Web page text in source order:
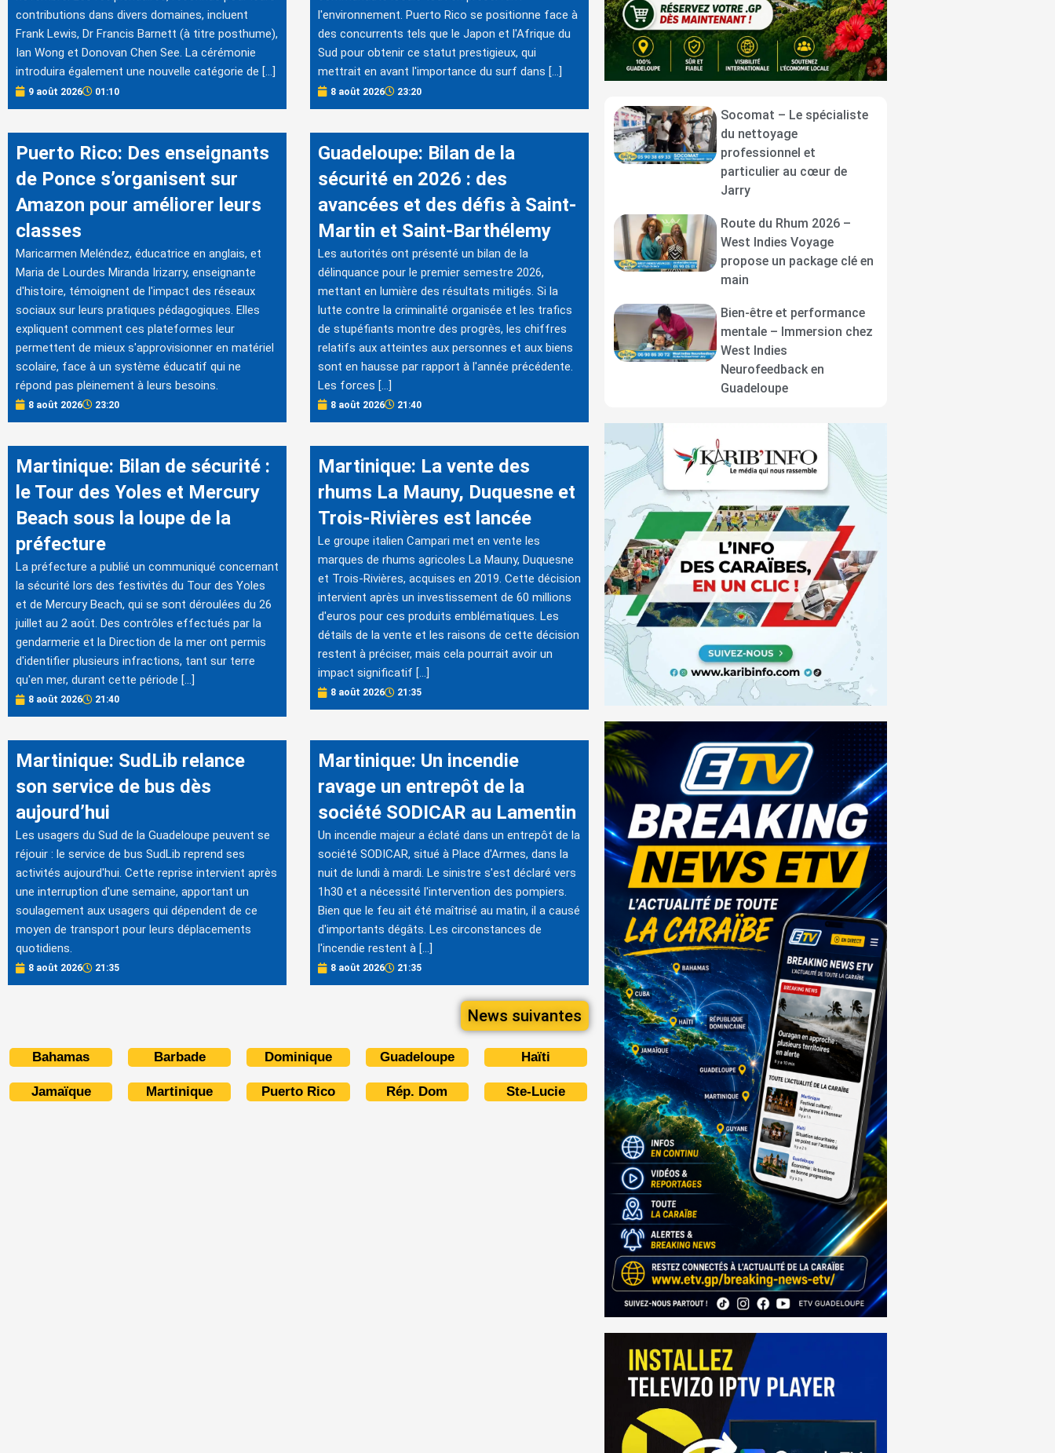
contributions dans divers domaines, incluent
Frank Lewis, Dr Francis Barnett (à titre posthume),
Ian Wong et Donovan Chen See. La cérémonie
introduira également une nouvelle catégorie de […]
9 août 2026 01:10
l'environnement. Puerto Rico se positionne face à
des concurrents tels que le Japon et l'Afrique du
Sud pour obtenir ce statut prestigieux, qui
mettrait en avant l'importance du surf dans […]
8 août 2026 23:20
Puerto Rico: Des enseignants
de Ponce s’organisent sur
Amazon pour améliorer leurs
classes
Maricarmen Meléndez, éducatrice en anglais, et
Maria de Lourdes Miranda Irizarry, enseignante
d'histoire, témoignent de l'impact des réseaux
sociaux sur leurs pratiques pédagogiques. Elles
expliquent comment ces plateformes leur
permettent de mieux s'approvisionner en matériel
scolaire, face à un système éducatif qui ne
répond pas pleinement à leurs besoins.
8 août 2026 23:20
Guadeloupe: Bilan de la
sécurité en 2026 : des
avancées et des défis à Saint-
Martin et Saint-Barthélemy
Les autorités ont présenté un bilan de la
délinquance pour le premier semestre 2026,
mettant en lumière des résultats mitigés. Si la
lutte contre la criminalité organisée et les trafics
de stupéfiants montre des progrès, les chiffres
relatifs aux atteintes aux personnes et aux biens
sont en hausse par rapport à l'année précédente.
Les forces […]
8 août 2026 21:40
Martinique: Bilan de sécurité :
le Tour des Yoles et Mercury
Beach sous la loupe de la
préfecture
La préfecture a publié un communiqué concernant
la sécurité lors des festivités du Tour des Yoles
et de Mercury Beach, qui se sont déroulées du 26
juillet au 2 août. Des contrôles effectués par la
gendarmerie et la Direction de la mer ont permis
d'identifier plusieurs infractions, tant sur terre
qu'en mer, durant cette période […]
8 août 2026 21:40
Martinique: La vente des
rhums La Mauny, Duquesne et
Trois-Rivières est lancée
Le groupe italien Campari met en vente les
marques de rhums agricoles La Mauny, Duquesne
et Trois-Rivières, acquises en 2019. Cette décision
intervient après un investissement de 60 millions
d'euros pour ces produits emblématiques. Les
détails de la vente et les raisons de cette décision
restent à préciser, mais cela pourrait avoir un
impact significatif […]
8 août 2026 21:35
Martinique: SudLib relance
son service de bus dès
aujourd’hui
Les usagers du Sud de la Guadeloupe peuvent se
réjouir : le service de bus SudLib reprend ses
activités aujourd'hui. Cette reprise intervient après
une interruption d'une semaine, apportant un
soulagement aux usagers qui dépendent de ce
moyen de transport pour leurs déplacements
quotidiens.
8 août 2026 21:35
Martinique: Un incendie
ravage un entrepôt de la
société SODICAR au Lamentin
Un incendie majeur a éclaté dans un entrepôt de la
société SODICAR, situé à Place d'Armes, dans la
nuit de lundi à mardi. Le sinistre s'est déclaré vers
1h30 et a nécessité l'intervention des pompiers.
Bien que le feu ait été maîtrisé au matin, il a causé
d'importants dégâts. Les circonstances de
l'incendie restent à […]
8 août 2026 21:35
News suivantes
Bahamas Barbade Dominique Guadeloupe Haïti
Jamaïque Martinique Puerto Rico Rép. Dom Ste-Lucie
Socomat – Le spécialiste
du nettoyage
professionnel et
particulier au cœur de
Jarry
Route du Rhum 2026 –
West Indies Voyage
propose un package clé en
main
Bien-être et performance
mentale – Immersion chez
West Indies
Neurofeedback en
Guadeloupe